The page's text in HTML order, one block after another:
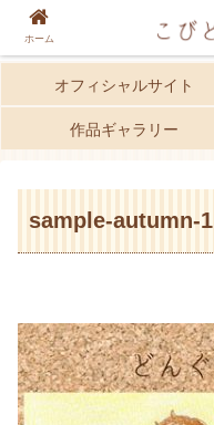
オフィシャルサイト
作品ギャラリー
sample-autumn-1
ホーム